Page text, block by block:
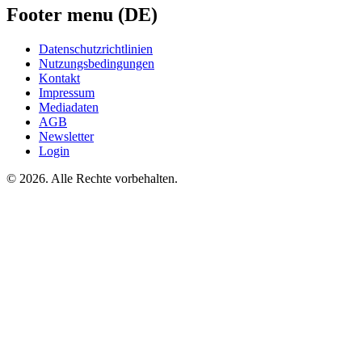
Footer menu (DE)
Datenschutzrichtlinien
Nutzungsbedingungen
Kontakt
Impressum
Mediadaten
AGB
Newsletter
Login
© 2026. Alle Rechte vorbehalten.